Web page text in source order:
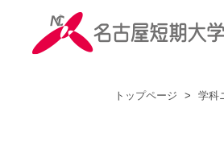
トップページ > 学科